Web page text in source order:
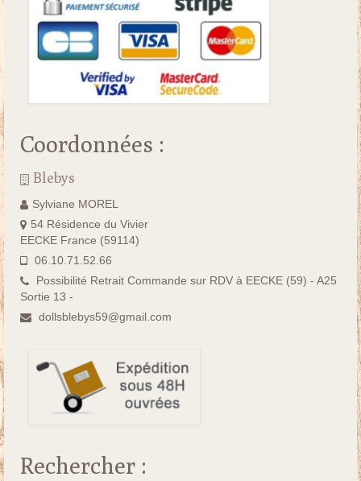
Coordonnées :
Blebys
Sylviane MOREL
54 Résidence du Vivier
EECKE France (59114)
06.10.71.52.66
Possibilité Retrait Commande sur RDV à EECKE (59) - A25
Sortie 13 -
dollsblebys59@gmail.com
Rechercher :